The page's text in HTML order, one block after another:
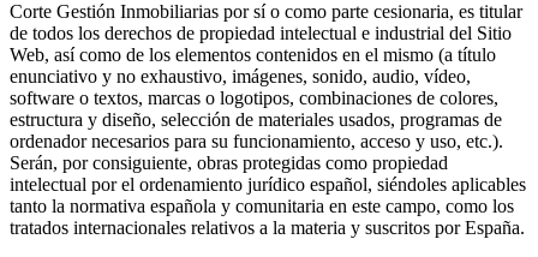
Corte Gestión Inmobiliarias por sí o como parte cesionaria, es titular
de todos los derechos de propiedad intelectual e industrial del Sitio
Web, así como de los elementos contenidos en el mismo (a título
enunciativo y no exhaustivo, imágenes, sonido, audio, vídeo,
software o textos, marcas o logotipos, combinaciones de colores,
estructura y diseño, selección de materiales usados, programas de
ordenador necesarios para su funcionamiento, acceso y uso, etc.).
Serán, por consiguiente, obras protegidas como propiedad
intelectual por el ordenamiento jurídico español, siéndoles aplicables
tanto la normativa española y comunitaria en este campo, como los
tratados internacionales relativos a la materia y suscritos por España.